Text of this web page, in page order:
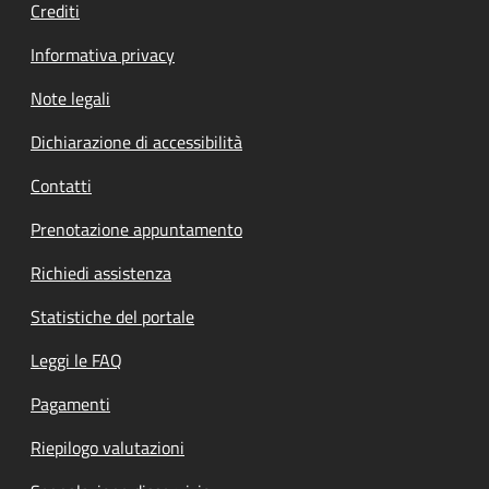
Crediti
Informativa privacy
Note legali
Dichiarazione di accessibilità
Contatti
Prenotazione appuntamento
Richiedi assistenza
Statistiche del portale
Leggi le FAQ
Pagamenti
Riepilogo valutazioni